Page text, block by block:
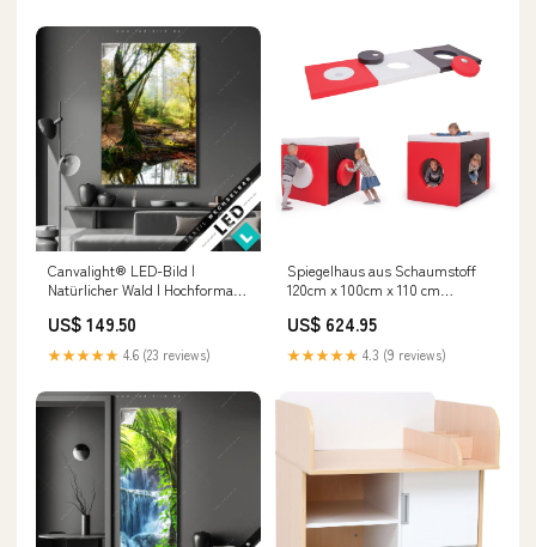
Canvalight® LED-Bild |
Natürlicher Wald | Hochformat
US$ 149.50
★★★★★ 4.6 (23 reviews)
Spiegelhaus aus Schaumstoff
120cm x 100cm x 110 cm
US$ 624.95
★★★★★ 4.3 (9 reviews)